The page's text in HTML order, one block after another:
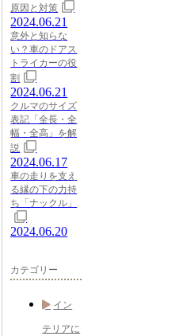
原因と対策
2024.06.21
意外と知らな
い？車のドアス
トライカーの役
割
2024.06.21
クルマのサイズ
表記「全長・全
幅・全高」を解
説
2024.06.17
車の走りを支え
る縁の下の力持
ち「ナックル」
2024.06.20
カテゴリー
イン
テリアに